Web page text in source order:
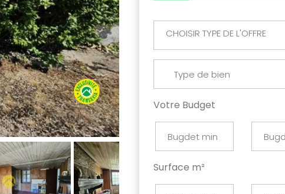
CHOISIR TYPE DE L'OFFRE
Type de bien
Votre Budget
Surface m²